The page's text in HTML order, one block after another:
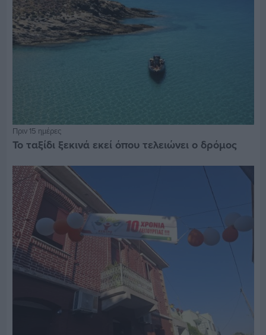
Πριν 15 ημέρες
Το ταξίδι ξεκινά εκεί όπου τελειώνει ο δρόμος